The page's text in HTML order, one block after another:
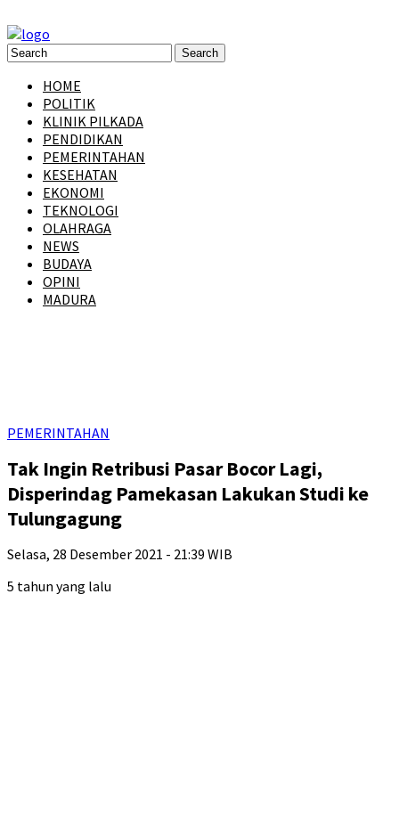
HOME
POLITIK
KLINIK PILKADA
PENDIDIKAN
PEMERINTAHAN
KESEHATAN
EKONOMI
TEKNOLOGI
OLAHRAGA
NEWS
BUDAYA
OPINI
MADURA
PEMERINTAHAN
Tak Ingin Retribusi Pasar Bocor Lagi,
Disperindag Pamekasan Lakukan Studi ke
Tulungagung
Selasa, 28 Desember 2021 - 21:39 WIB
5 tahun yang lalu